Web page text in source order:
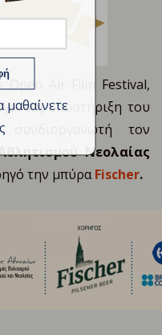
μαθαίνετε
Air Film Festival,
υποστήριξη του
συνδιοργανωτή τον
Νεολαίας
την μπύραFischer.